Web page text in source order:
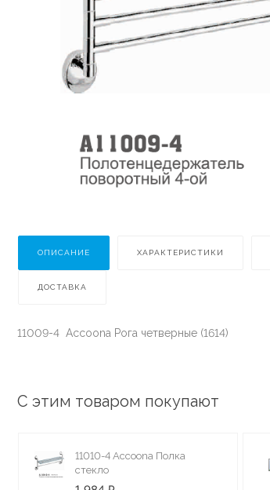
ОПИСАНИЕ ХАРАКТЕРИСТИКИ
ДОСТАВКА
11009-4 Accoona Рога четверные (1614)
С этим товаром покупают
11010-4 Accoona Полка
стекло